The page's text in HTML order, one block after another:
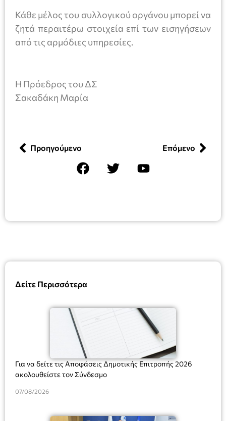
Δείτε Περισσότερα
Για να δείτε τις Αποφάσεις Δημοτικής Επιτροπής 2026
ακολουθείστε τον Σύνδεσμο
07/08/2026
Κάθε μέλος του συλλογικού οργάνου μπορεί να
ζητά περαιτέρω στοιχεία επί των εισηγήσεων
από τις αρμόδιες υπηρεσίες.
Η Πρόεδρος του ΔΣ
Σακαδάκη Μαρία
Προηγούμενο Επόμενο